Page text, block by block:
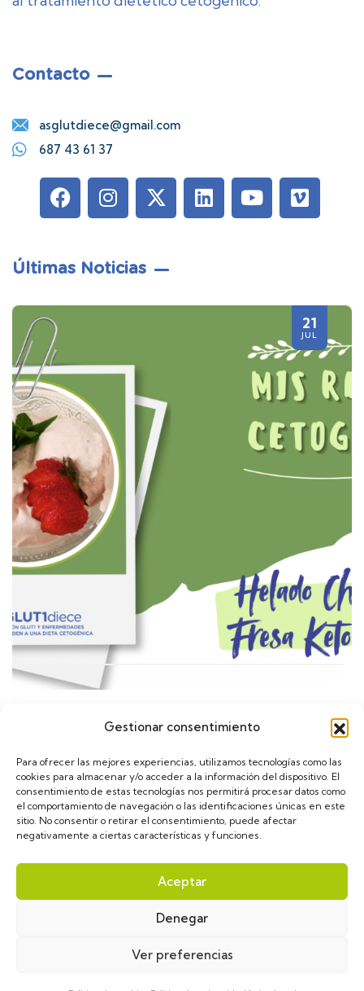
Gestionar consentimiento
Para ofrecer las mejores experiencias, utilizamos tecnologías como las
cookies para almacenar y/o acceder a la información del dispositivo. El
consentimiento de estas tecnologías nos permitirá procesar datos como
el comportamiento de navegación o las identificaciones únicas en este
sitio. No consentir o retirar el consentimiento, puede afectar
negativamente a ciertas características y funciones.
Aceptar
Denegar
Ver preferencias
Contacto
asglutdiece@gmail.com
687 43 61 37
Últimas Noticias
21
JUL
asGLUT1diece © 2024. Diseñado porVulpeTI. Todos
los derechos reservados.
Política de privacidad
Política de cookies